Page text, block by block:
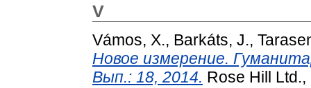
V
Vámos, X., Barkáts, J.,
Новое измерение.
Вып.: 18, 2014. Rose Hill Ltd.,